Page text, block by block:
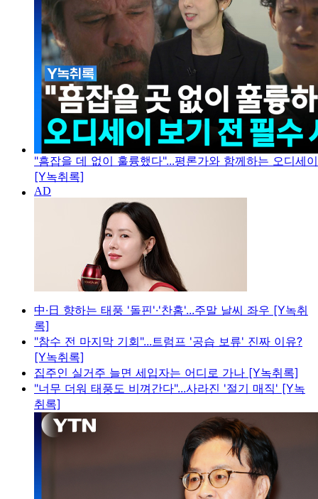
"흠잡을 데 없이 훌륭했다"...평론가와 함께하는 오디세
[Y녹취록]
中·日 향하는 태풍 '돌핀'·'찬홈'...주말 날씨 좌우 [Y녹취
록]
"참수 전 마지막 기회"...트럼프 '공습 보류' 진짜 이유?
[Y녹취록]
집주인 실거주 늘면 세입자는 어디로 가나 [Y녹취록]
"너무 더워 태풍도 비껴간다"...사라진 '절기 매직' [Y녹
취록]